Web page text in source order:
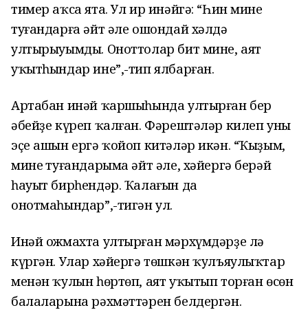
тимер аҡса ята. Ул ир инәйгә: “Һин минең
туғандарға әйт әле ошондай хәлдә
ултырыуымды. Оноттолар бит мине, аят
уҡытһындар ине”,-тип ялбарған.
Артабан инәй ҡаршыһында ултырған бер
әбейҙе күреп ҡалған. Фәрештәләр килеп уның
эҫе ашын ергә ҡойоп китәләр икән. “Ҡыҙым,
минең туғандарыма әйт әле, хәйергә берәй
һауыт бирһендәр. Ҡалағын да
онотмаһындар”,-тигән ул.
Инәй ожмахта ултырған мәрхүмдәрҙе лә
күргән. Улар хәйергә төшкән ҡулъяулыҡтар
менән ҡулын һөртөп, аят уҡытып торған өсөн
балаларына рәхмәттәрен белдергән.